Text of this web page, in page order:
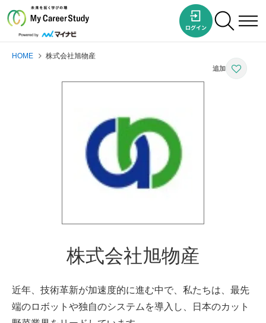
HOME 株式会社旭物産
株式会社旭物産
近年、技術革新が加速度的に進む中で、私たちは、最先
端のロボットや独自のシステムを導入し、日本のカット